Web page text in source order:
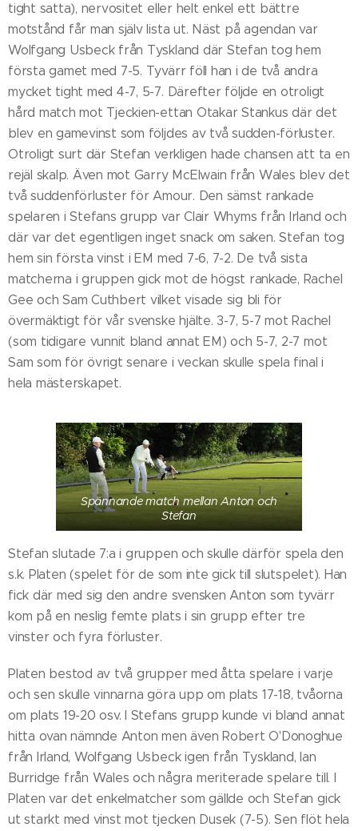
tight satta), nervositet eller helt enkel ett bättre
motstånd får man själv lista ut. Näst på agendan var
Wolfgang Usbeck från Tyskland där Stefan tog hem
första gamet med 7-5. Tyvärr föll han i de två andra
mycket tight med 4-7, 5-7. Därefter följde en otroligt
hård match mot Tjeckien-ettan Otakar Stankus där det
blev en gamevinst som följdes av två sudden-förluster.
Otroligt surt där Stefan verkligen hade chansen att ta en
rejäl skalp. Även mot Garry McElwain från Wales blev det
två suddenförluster för Amour. Den sämst rankade
spelaren i Stefans grupp var Clair Whyms från Irland och
där var det egentligen inget snack om saken. Stefan tog
hem sin första vinst i EM med 7-6, 7-2. De två sista
matcherna i gruppen gick mot de högst rankade, Rachel
Gee och Sam Cuthbert vilket visade sig bli för
övermäktigt för vår svenske hjälte. 3-7, 5-7 mot Rachel
(som tidigare vunnit bland annat EM) och 5-7, 2-7 mot
Sam som för övrigt senare i veckan skulle spela final i
hela mästerskapet.
Spännande match mellan Anton och
Stefan
Stefan slutade 7:a i gruppen och skulle därför spela den
s.k. Platen (spelet för de som inte gick till slutspelet). Han
fick där med sig den andre svensken Anton som tyvärr
kom på en neslig femte plats i sin grupp efter tre
vinster och fyra förluster.
Platen bestod av två grupper med åtta spelare i varje
och sen skulle vinnarna göra upp om plats 17-18, tvåorna
om plats 19-20 osv. I Stefans grupp kunde vi bland annat
hitta ovan nämnde Anton men även Robert O'Donoghue
från Irland, Wolfgang Usbeck igen från Tyskland, Ian
Burridge från Wales och några meriterade spelare till. I
Platen var det enkelmatcher som gällde och Stefan gick
ut starkt med vinst mot tjecken Dusek (7-5). Sen flöt hela